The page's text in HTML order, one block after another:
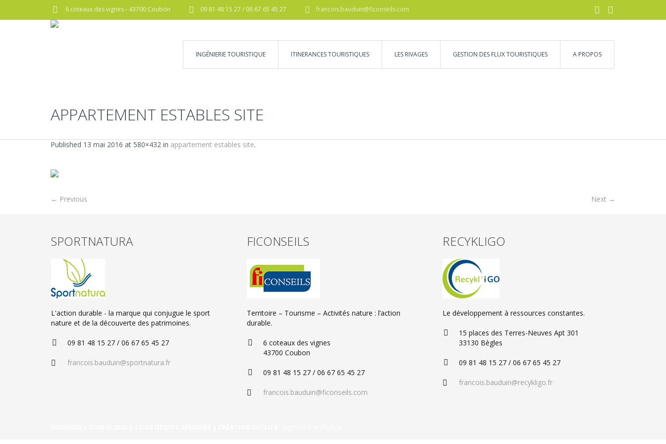
6 coteaux des vignes - 43700 Coubon 09 81 48 15 27 / 06 67 65 45 27 francois.bauduin@ficonseils.com
INGÉNIERIE TOURISTIQUE ITINERANCES TOURISTIQUES LES RIVAGES GESTION DES FLUX TOURISTIQUES A PROPOS
APPARTEMENT ESTABLES SITE
Published 13 mai 2016 at 580×432 in appartement estables site.
← Previous Next →
SPORTNATURA
L'action durable - la marque qui conjugue le sport
nature et de la découverte des patrimoines.
09 81 48 15 27 / 06 67 65 45 27
francois.bauduin@sportnatura.fr
FICONSEILS
Territoire – Tourisme – Activités nature : l’action
durable.
6 coteaux des vignes
43700 Coubon
09 81 48 15 27 / 06 67 65 45 27
francois.bauduin@ficonseils.com
RECYKLIGO
Le développement à ressources constantes.
15 places des Terres-Neuves Apt 301
33130 Bègles
09 81 48 15 27 / 06 67 65 45 27
francois.bauduin@recykligo.fr